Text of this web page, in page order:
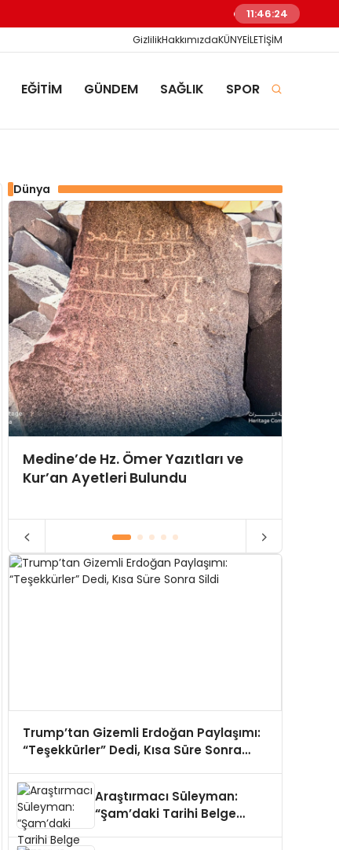
Sur Kaymakamı
11:46:25
GizlilikHakkımızdaKÜNYEİLETİŞİM
EĞİTİM GÜNDEM SAĞLIK SPOR
Dünya
Medine’de Hz. Ömer Yazıtları ve
Kur’an Ayetleri Bulundu
Trump’tan Gizemli Erdoğan Paylaşımı:
“Teşekkürler” Dedi, Kısa Süre Sonra
Araştırmacı Süleyman:
“Şam’daki Tarihi Belge